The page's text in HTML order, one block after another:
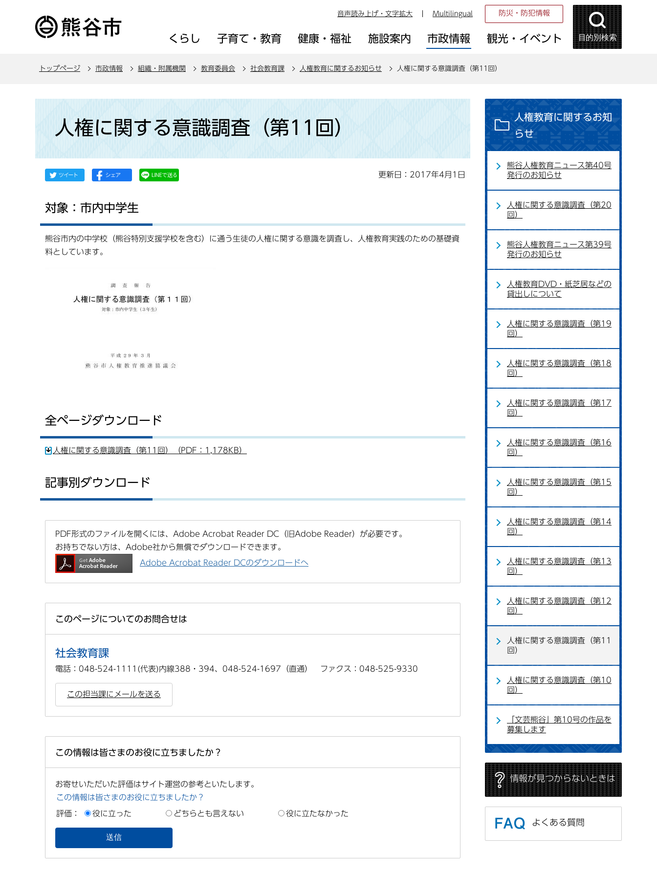
音声読み上げ・文字拡大 Multilingual 防災・防犯情報
くらし 子育て・教育 健康・福祉 施設案内 市政情報 観光・イベント 目的別検索
トップページ 市政情報 組織・附属機関 教育委員会 社会教育課 人権教育に関するお知らせ 人権に関する意識調査（第11回）
か
人権に関する意識調査（第11回）
更新日：2017年4月1日
対象：市内中学生
熊谷市内の中学校（熊谷特別支援学校を含む）に通う生徒の人権に関する意識を調査し、人権教育実践のための基礎資
料としています。
全ページダウンロード
人権に関する意識調査（第11回）（PDF：1,178KB）
記事別ダウンロード
PDF形式のファイルを開くには、Adobe Acrobat Reader DC（旧Adobe Reader）が必要です。
お持ちでない方は、Adobe社から無償でダウンロードできます。
Adobe Acrobat Reader DCのダウンロードへ
このページについてのお問合せは
社会教育課
電話：048-524-1111(代表)内線388・394、048-524-1697（直通） ファクス：048-525-9330
この担当課にメールを送る
この情報は皆さまのお役に立ちましたか？
お寄せいただいた評価はサイト運営の参考といたします。
この情報は皆さまのお役に立ちましたか？
評価： 役に立った どちらとも言えない 役に立たなかった
人権教育に関するお知
らせ
熊谷人権教育ニュース第40号
発行のお知らせ
人権に関する意識調査（第20
回）
熊谷人権教育ニュース第39号
発行のお知らせ
人権教育DVD・紙芝居などの
貸出しについて
人権に関する意識調査（第19
回）
人権に関する意識調査（第18
回）
人権に関する意識調査（第17
回）
人権に関する意識調査（第16
回）
人権に関する意識調査（第15
回）
人権に関する意識調査（第14
回）
人権に関する意識調査（第13
回）
人権に関する意識調査（第12
回）
人権に関する意識調査（第11
回）
人権に関する意識調査（第10
回）
「文芸熊谷」第10号の作品を
募集します
情報が見つからないときは
よくある質問